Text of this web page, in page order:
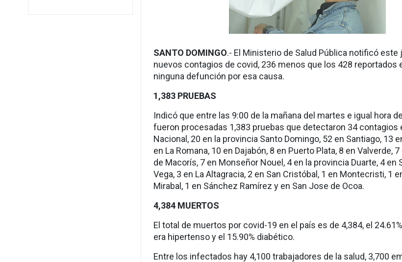
SANTO DOMINGO.- El Ministerio de Salud Pública notificó este
nuevos contagios de covid, 236 menos que los 428 reportados
ninguna defunción por esa causa.
1,383 PRUEBAS
Indicó que entre las 9:00 de la mañana del martes e igual hora
fueron procesadas 1,383 pruebas que detectaron 34 contagios
Nacional, 20 en la provincia Santo Domingo, 52 en Santiago, 13
en La Romana, 10 en Dajabón, 8 en Puerto Plata, 8 en Valverde,
de Macorís, 7 en Monseñor Nouel, 4 en la provincia Duarte, 4 en
Vega, 3 en La Altagracia, 2 en San Cristóbal, 1 en Montecristi, 1
Mirabal, 1 en Sánchez Ramírez y en San Jose de Ocoa.
4,384 MUERTOS
El total de muertos por covid-19 en el país es de 4,384, el
era hipertenso y el 15.90% diabético.
Entre los infectados hay 4,100 trabajadores de la salud, 3,700